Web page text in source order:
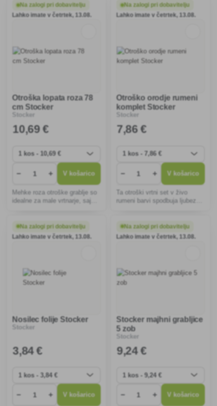
vzdržljive in enostavne za
uporabo za otroke od 3. leta
Spodbujajo ustvarjalnost in
odnos do narave pri otrocih od
Na zalogi pri dobavitelju
Lahko imate v četrtek, 13.08.
Otroška lopata roza 78
cm Stocker
Stocker
10,69 €
− + V košarico
Mehke roza otroške grablje so
idealne za male vrtnarje, saj
Ergonomski ročaj zagotavlja
udobje pri grabljenju listja in
Na zalogi pri dobavitelju
Lahko imate v četrtek, 13.08.
Otroško orodje rumeni
komplet Stocker
Stocker
7,86 €
− + V košarico
Ta otroški vrtni set v živo
rumeni barvi spodbuja ljubezen
hkrati pa omogoča varno in
enostavno uporabo za male
Na zalogi pri dobavitelju
Lahko imate v četrtek, 13.08.
Nosilec folije Stocker
Stocker
3,84 €
− + V košarico
Na zalogi pri dobavitelju
Lahko imate v četrtek, 13.08.
Stocker majhni grabljice
5 zob
Stocker
9,24 €
− + V košarico